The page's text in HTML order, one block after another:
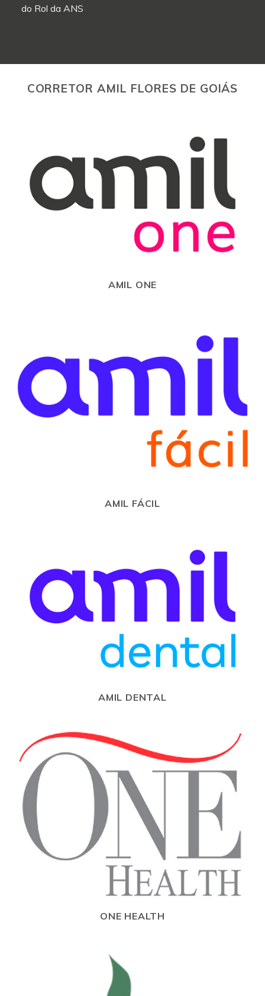
do Rol da ANS
CORRETOR AMIL FLORES DE GOIÁS
AMIL ONE
AMIL FÁCIL
AMIL DENTAL
ONE HEALTH